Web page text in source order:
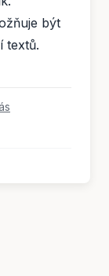
být
textů.